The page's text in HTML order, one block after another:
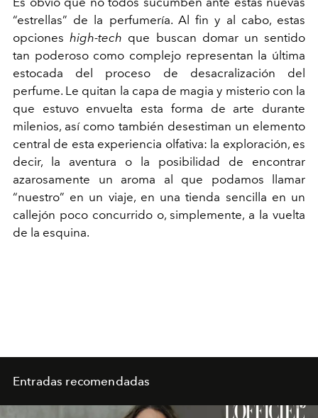
“estrellas” de la perfumería. Al fin y al cabo, estas
opcioneshigh-tech que buscan domar un sentido
tan poderoso como complejo representan la última
estocada del proceso de desacralización del
perfume. Le quitan la capa de magia y misterio con la
que estuvo envuelta esta forma de arte durante
milenios, así como también desestiman un elemento
central de esta experiencia olfativa: la exploración, es
decir, la aventura o la posibilidad de encontrar
azarosamente un aroma al que podamos llamar
“nuestro” en un viaje, en una tienda sencilla en un
callejón poco concurrido o, simplemente, a la vuelta
de la esquina.
Entradas recomendadas